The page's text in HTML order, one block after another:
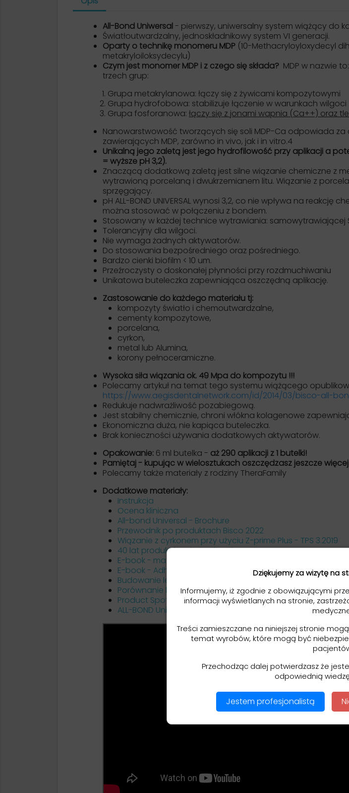
All-Bond Uniwersal- pierwszy, uniwersalny system wiążący do
Światłoutwardzalny, jednoskładnikowy system VI generacji.
Oparty o technikę monomeru MDP (10-Methacryloyloxydecyl
metakryloiloksydecylu)
Czym jest monomer MDP i z czego się składa? MDP w nazwie to:
trzech grup:
Grupa metakrylanowa: łączy się z żywicami kompozytowymi
Grupa hydrofobowa: stabilizuje łączenie w warunkach wilgoci
Grupa fosforanowa: łączy się z jonami wapnia (Ca++) oraz
Nanowarstwowość tworzących się soli MDP-Ca odpowiada
zawierających MDP, zarówno in vivo, jak i in vitro.4
Unikalną jego zaletą jest jego hydrofilowość przy aplikacji a
= wyższe pH 3,2).
Znaczącą dodatkową zaletą jest silne wiązanie chemiczne z
wytrawioną porcelaną i dwukrzemianem litu. Wiązanie z
sprzęgający.
pH ALL-BOND UNIVERSAL wynosi 3,2, co nie wpływa na
można stosować w połączeniu z bondem.
Stosowany w każdej technice wytrawiania: samowytrawiającej
Tolerancyjny dla wilgoci.
Nie wymaga żadnych aktywatorów.
Do stosowania bezpośredniego oraz pośredniego.
Bardzo cienki biofilm < 10 um.
Przeźroczysty o doskonałej płynności przy rozdmuchiwaniu
Unikatowa buteleczka zapewniająca oszczędną aplikację.
Zastosowanie do każdego materiału tj:
kompozyty światło i chemoutwardzalne,
cementy kompozytowe,
porcelana,
cyrkon,
metal lub Alumina,
korony pełnoceramiczne.
Wysoka siła wiązania ok. 49 Mpa do kompozytu !!!
Polecamy artykuł na temat tego systemu wiążącego
https://www.aegisdentalnetwork.com/id/2014/03/bisco-all-
Redukuje nadwrażliwość pozabiegową.
Jest stabilny chemicznie, chroni włókna kolagenowe
Ekonomiczna duża, nie kapiąca buteleczka.
Brak konieczności używania dodatkowych aktywatorów.
Opakowanie: 6 ml butelka - aż 290 aplikacji z 1 butelki!
Pamiętaj - kupując w wielosztukach oszczędzasz jeszcze
Polecamy także materiały z rodziny TheraFamily
Dodatkowe materiały:
Instrukcja
Ocena kliniczna
All-bond Universal - Brochure
Przewodnik po produktach Bisco 2022
Wiązanie z cyrkonem przy użyciu Z-prime Plus - TPS 3.2019
40 lat produktów Bisco - katalog - ang.
E-book - materiały łączące (Bisco - ang.)
E-book - Adhezja której możesz zaufać
Budowanie lepszej adhezji - art. DPR 2021
Porównanie bondów Bisco
Product Spotlight 2025
ALL-BOND Universal - opis produktu (ENG)
Dziękujemy za wizytę na
Informujemy, iż zgodnie z obowiązującymi
informacji wyświetlanych na stronie,
Treści zamieszczane na niniejszej stronie
temat wyrobów, które mogą być
Przechodząc dalej potwierdzasz że
odpowiednią
Jestem profesjonalistą